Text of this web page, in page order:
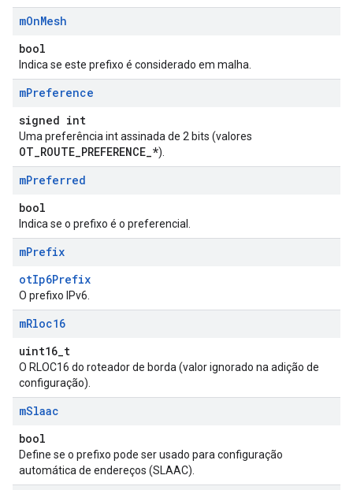
mOnMesh
bool
Indica se este prefixo é considerado em malha.
mPreference
signed int
Uma preferência int assinada de 2 bits (valores
OT_ROUTE_PREFERENCE_*).
mPreferred
bool
Indica se o prefixo é o preferencial.
mPrefix
otIp6Prefix
O prefixo IPv6.
mRloc16
uint16_t
O RLOC16 do roteador de borda (valor ignorado na adição de
configuração).
mSlaac
bool
Define se o prefixo pode ser usado para configuração
automática de endereços (SLAAC).